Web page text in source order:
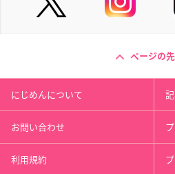
ページの
にじめんについて
お問い合わせ
利用規約